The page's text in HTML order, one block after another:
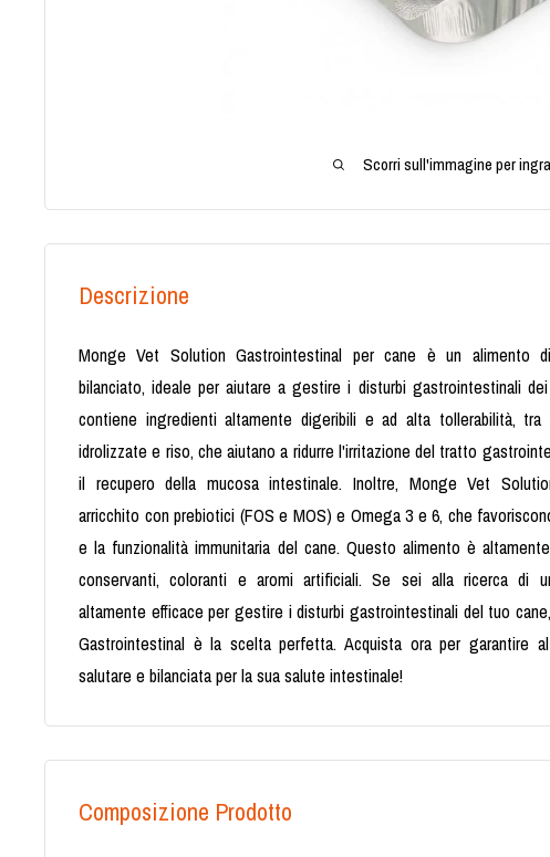
Scorri sull'immagine per
Descrizione
Monge Vet Solution Gastrointestinal per cane è un alimento
bilanciato, ideale per aiutare a gestire i disturbi gastrointestinali
contiene ingredienti altamente digeribili e ad alta tollerabilità,
idrolizzate e riso, che aiutano a ridurre l'irritazione del tratto
il recupero della mucosa intestinale. Inoltre, Monge Vet
arricchito con prebiotici (FOS e MOS) e Omega 3 e 6, che
e la funzionalità immunitaria del cane. Questo alimento è
conservanti, coloranti e aromi artificiali. Se sei alla ricerca di
altamente efficace per gestire i disturbi gastrointestinali del tuo
Gastrointestinal è la scelta perfetta. Acquista ora per garantire
salutare e bilanciata per la sua salute intestinale!
Composizione Prodotto